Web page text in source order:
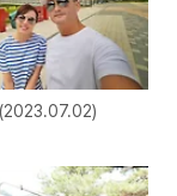
(2023.07.02)